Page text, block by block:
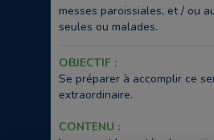
messes paroissiales, et / ou
seules ou malades.
OBJECTIF :
Se préparer à accomplir ce
extraordinaire.
CONTENU :